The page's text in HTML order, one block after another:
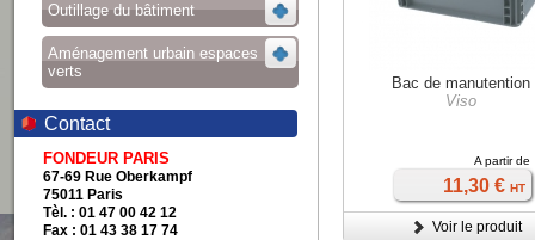
Outillage du bâtiment
Aménagement urbain espaces
verts
Contact
FONDEUR PARIS
67-69 Rue Oberkampf
75011 Paris
Tèl. : 01 47 00 42 12
Fax : 01 43 38 17 74
Bac de manutention
Viso
A partir de
11,30 € HT
Voir le produit